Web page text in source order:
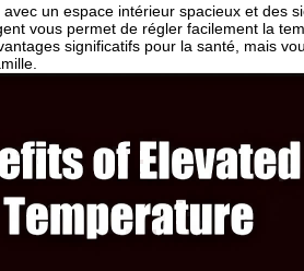
un espace intérieur spacieux et des
vous permet de régler facilement la
significatifs pour la santé, mais